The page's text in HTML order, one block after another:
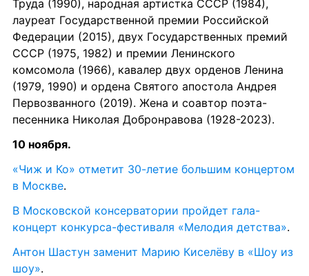
Труда (1990), народная артистка СССР (1984),
лауреат Государственной премии Российской
Федерации (2015), двух Государственных премий
СССР (1975, 1982) и премии Ленинского
комсомола (1966), кавалер двух орденов Ленина
(1979, 1990) и ордена Святого апостола Андрея
Первозванного (2019). Жена и соавтор поэта-
песенника Николая Добронравова (1928-2023).
10 ноября.
«Чиж и Ко» отметит 30-летие большим концертом
в Москве.
В Московской консерватории пройдет гала-
концерт конкурса-фестиваля «Мелодия детства».
Антон Шастун заменит Марию Киселёву в «Шоу из
шоу».